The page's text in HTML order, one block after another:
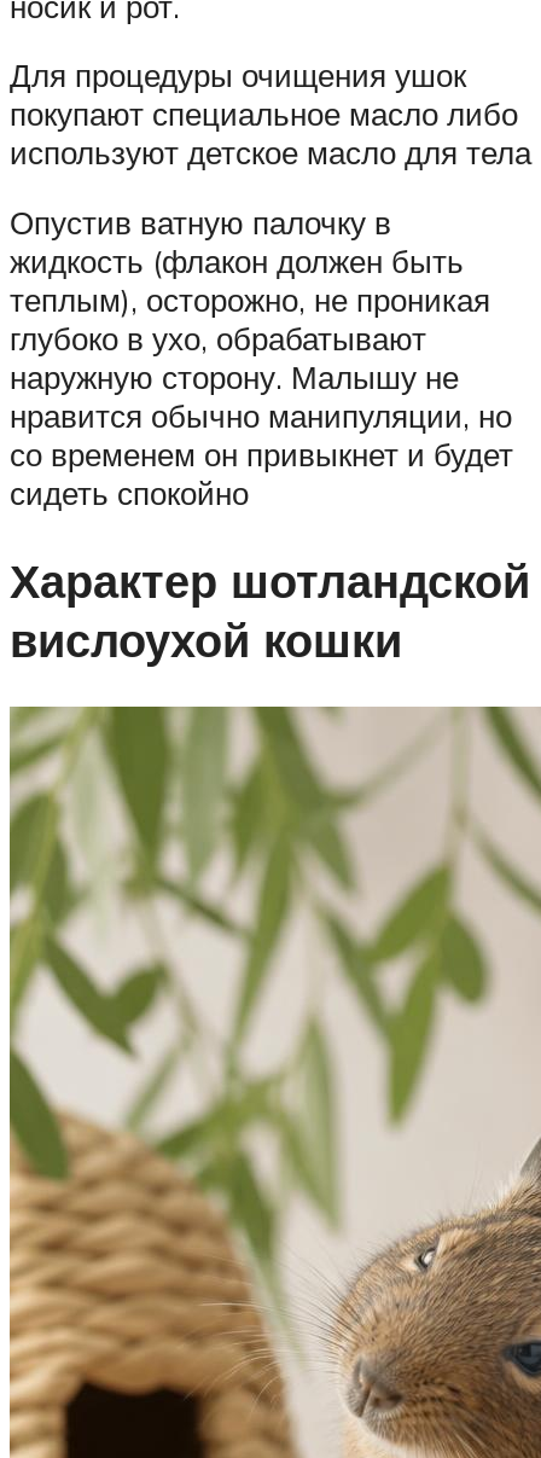
Для процедуры очищения ушок
покупают специальное масло либо
используют детское масло для тела
Опустив ватную палочку в
жидкость (флакон должен быть
теплым), осторожно, не проникая
глубоко в ухо, обрабатывают
наружную сторону. Малышу не
нравится обычно манипуляции, но
со временем он привыкнет и будет
сидеть спокойно
Характер шотландской
вислоухой кошки